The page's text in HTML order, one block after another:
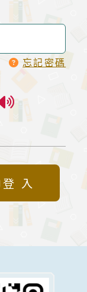
忘記密碼
登 入